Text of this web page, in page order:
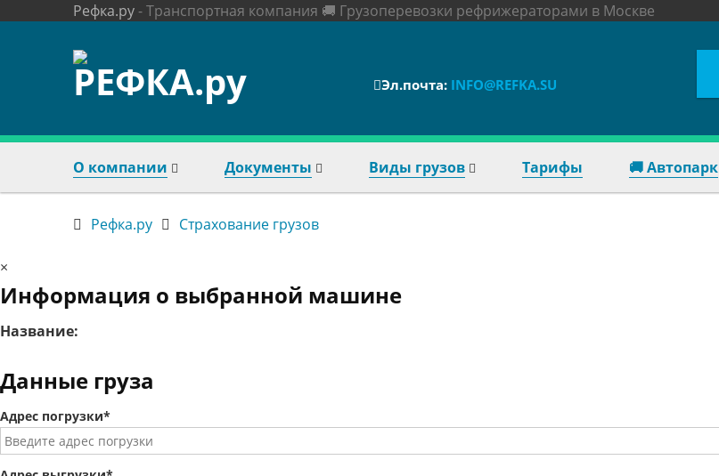
Рефка.ру- Транспортная компания 🚚 Грузоперевозки рефрижераторами в Москве
Эл.почта: INFO@REFKA.SU
О компании Документы Виды грузов Тарифы 🚚 Автопарк
Рефка.ру Страхование грузов
×
Информация о выбранной машине
Название:
Данные груза
Адрес погрузки*